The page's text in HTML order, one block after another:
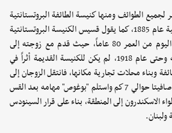
الطوائف ومنها كنيسة الطائفة البروتستانتية
التي شيدت في الحارة الشرقية عام 1885، كما يقول قسيس الكنيسة البروتستانتية
"ميشال بوغوص" الذي يبلغ اليوم من العمر 80 عاماً، حيث قدم مع زوجته إلى
المنطقة عام 1978،مؤكداً أنه وحتى عام 1918، لم يكن للكنيسة القديمة أثراً في
وبناء محلات تجارية مكانها، فانتقل الزوجان إلى
قرية "اليازدية" التي تبعد عن صافيتا حوالي 7 كم واستلم "بوغوص" مهامه بعد القس
الاسكندرون إلى المنطقة، بناء على قرار السينودس
ولبنان.